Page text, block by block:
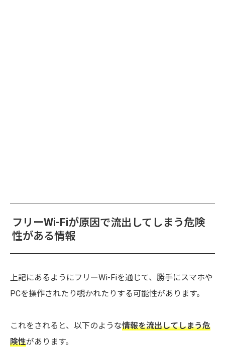
フリーWi-Fiが原因で流出してしまう危険
性がある情報
上記にあるようにフリーWi-Fiを通じて、勝手にスマホや
PCを操作されたり覗かれたりする可能性があります。
これをされると、以下のような情報を流出してしまう危
険性があります。